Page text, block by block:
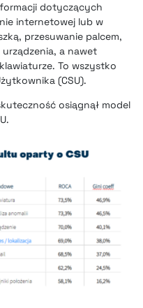
dotyczących
internetowej lub w
przesuwanie palcem,
a nawet
To wszystko
(CSU).
osiągnął model